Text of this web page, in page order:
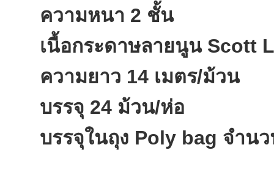
ความหนา 2 ชั้น
เนื้อกระดาษลายนูน Scott
ความยาว 14 เมตร/ม้วน
บรรจุ 24 ม้วน/ห่อ
บรรจุในถุง Poly bag จำน